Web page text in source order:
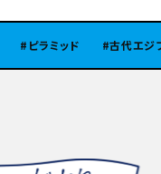
ピラミッド 古代エジプト